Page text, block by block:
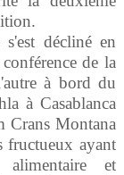
décliné en
de la
à bord du
à Casablanca
Crans Montana
fructueux ayant
et